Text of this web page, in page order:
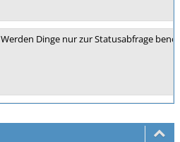
Werden Dinge nur zur Statusabfrage